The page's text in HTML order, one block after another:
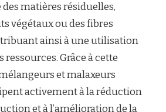
matières résiduelles,
végétaux ou des fibres
ainsi à une utilisation
Grâce à cette
et malaxeurs
activement à la réduction
et à l’amélioration de la